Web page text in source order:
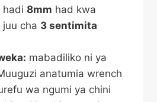
hadi 8mm had kwa
cha 3 sentimita
mabadiliko ni ya
anatumia wrench
wa ngumi ya chini